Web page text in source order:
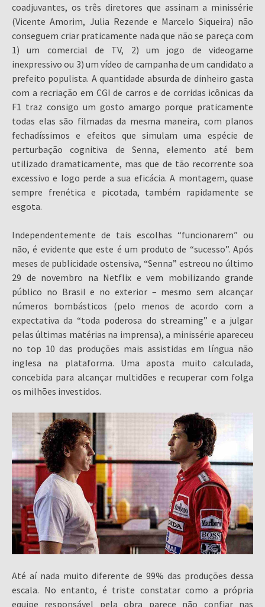
coadjuvantes, os três diretores que assinam a minissérie
(Vicente Amorim, Julia Rezende e Marcelo Siqueira) não
conseguem criar praticamente nada que não se pareça com
1) um comercial de TV, 2) um jogo de videogame
inexpressivo ou 3) um vídeo de campanha de um candidato a
prefeito populista. A quantidade absurda de dinheiro gasta
com a recriação em CGI de carros e de corridas icônicas da
F1 traz consigo um gosto amargo porque praticamente
todas elas são filmadas da mesma maneira, com planos
fechadíssimos e efeitos que simulam uma espécie de
perturbação cognitiva de Senna, elemento até bem
utilizado dramaticamente, mas que de tão recorrente soa
excessivo e logo perde a sua eficácia. A montagem, quase
sempre frenética e picotada, também rapidamente se
esgota.
Independentemente de tais escolhas “funcionarem” ou
não, é evidente que este é um produto de “sucesso”. Após
meses de publicidade ostensiva, “Senna” estreou no último
29 de novembro na Netflix e vem mobilizando grande
público no Brasil e no exterior – mesmo sem alcançar
números bombásticos (pelo menos de acordo com a
expectativa da “toda poderosa do streaming” e a julgar
pelas últimas matérias na imprensa), a minissérie apareceu
no top 10 das produções mais assistidas em língua não
inglesa na plataforma. Uma aposta muito calculada,
concebida para alcançar multidões e recuperar com folga
os milhões investidos.
Até aí nada muito diferente de 99% das produções dessa
escala. No entanto, é triste constatar como a própria
equipe responsável pela obra parece não confiar nas